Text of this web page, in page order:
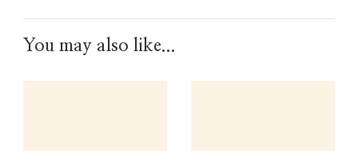
You may also like...